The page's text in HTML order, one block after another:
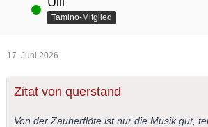
Online
Tamino-Mitglied
17. Juni 2026
Zitat von querstand
Von der Zauberflöte ist nur die Musik gut,